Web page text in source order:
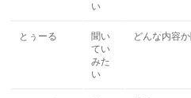
い
とぅーる
聞い
てい
みた
い
どんな内容